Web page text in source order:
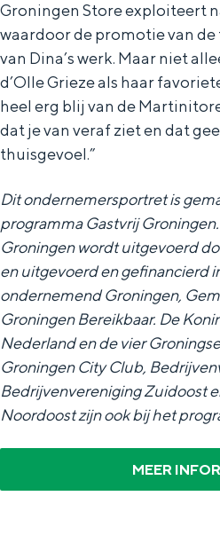
Groningen Store exploiteert
waardoor de promotie van
van Dina’s werk. Maar niet
d’Olle Grieze als haar
heel erg blij van de
dat je van veraf ziet en dat
thuisgevoel.”
Dit ondernemersportret is
programma Gastvrij
Groningen wordt uitgevoerd
en uitgevoerd en gefinancierd
ondernemend Groningen,
Groningen Bereikbaar. De
Nederland en de vier
Groningen City Club,
Bedrijvenvereniging Zuidoost
Noordoost zijn ook bij het
MEER